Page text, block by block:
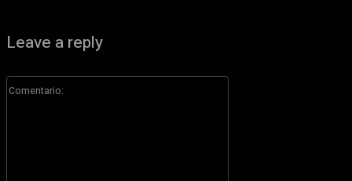
Leave a reply
Comentario: